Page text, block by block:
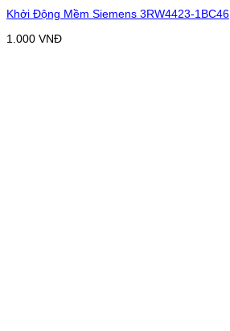
Khởi Động Mềm Siemens 3RW4423-1BC46
1.000 VNĐ